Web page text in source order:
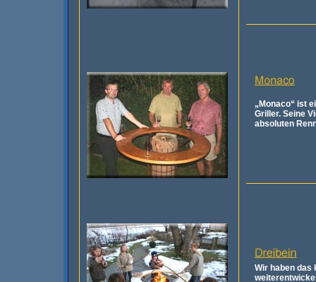
„Monaco“ ist
Griller. Seine
absoluten
Wir haben das